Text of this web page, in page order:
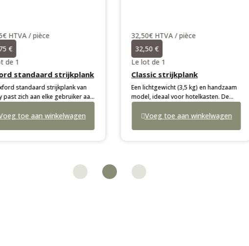
HTVA / pièce
€
1
standaard strijkplank
standaard strijkplank van
past zich aan elke gebruiker aan
kg beschikt het over een
toe aan winkelwagen
32,50€ HTVA / pièce
32,50 €
Le lot de 1
Classic strijkplank
Een lichtgewicht (3,5 kg) en handzaam
model, ideaal voor hotelkasten. De
zwart frame en voeten voor meerdere
Voeg toe aan winkelwagen